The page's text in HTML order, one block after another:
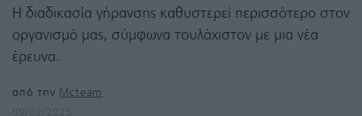
Η διαδικασία γήρανσης καθυστερεί περισσότερο στον
οργανισμό μας, σύμφωνα τουλάχιστον με μια νέα
έρευνα.
από την Mcteam